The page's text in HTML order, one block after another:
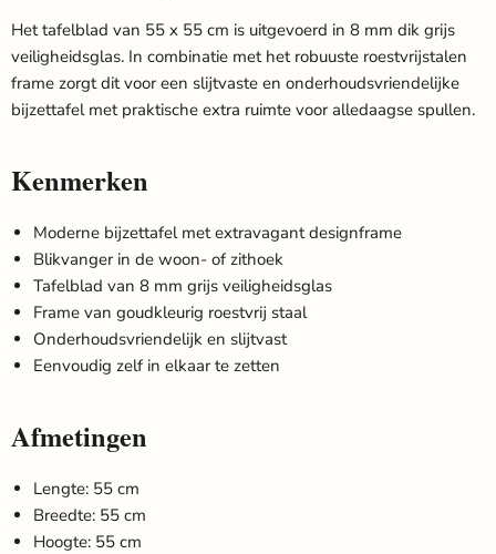
Het tafelblad van 55 x 55 cm is uitgevoerd in 8 mm dik grijs
veiligheidsglas. In combinatie met het robuuste roestvrijstalen
frame zorgt dit voor een slijtvaste en onderhoudsvriendelijke
bijzettafel met praktische extra ruimte voor alledaagse spullen.
Kenmerken
Moderne bijzettafel met extravagant designframe
Blikvanger in de woon- of zithoek
Tafelblad van 8 mm grijs veiligheidsglas
Frame van goudkleurig roestvrij staal
Onderhoudsvriendelijk en slijtvast
Eenvoudig zelf in elkaar te zetten
Afmetingen
Lengte: 55 cm
Breedte: 55 cm
Hoogte: 55 cm